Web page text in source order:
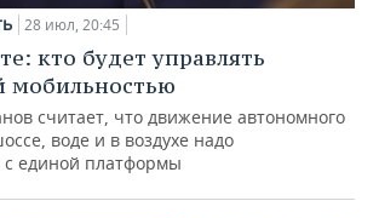
28 июл, 20:45
кто будет управлять
мобильностью
считает, что движение автономного
воде и в воздухе надо
с единой платформы